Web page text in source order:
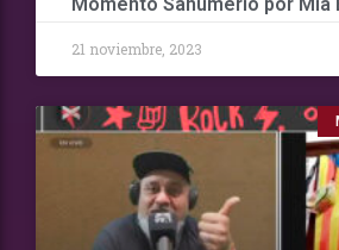
21 noviembre, 2023